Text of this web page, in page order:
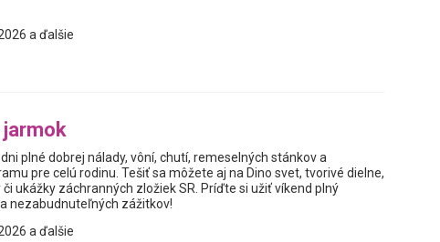
a ďalšie
plné dobrej nálady, vôní, chutí, remeselných stánkov a
pre celú rodinu. Tešiť sa môžete aj na Dino svet, tvorivé dielne,
ukážky záchranných zložiek SR. Príďte si užiť víkend plný
nezabudnuteľných zážitkov!
a ďalšie